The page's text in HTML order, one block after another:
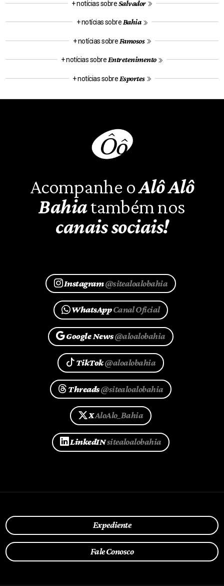
+ notícias sobreSalvador
+ notícias sobre Bahia
+ notícias sobre Famosos
+ notícias sobre Entretenimento
+ notícias sobre Esportes
Acompanhe oAlô Alô
Bahiatambém nos
canais sociais!
Instagram@sitealoalobahia
WhatsAppCanal Oficial
Google News@aloalobahia
TikTok@aloalobahia
Threads@sitealoalobahia
XAloAlo_Bahia
LinkedINsitealoalobahia
Expediente
Fale Conosco